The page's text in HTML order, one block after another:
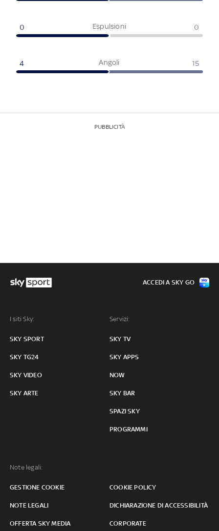
Espulsioni
0 0
Angoli
4 15
PUBBLICITÀ
I siti Sky:
SKY SPORT
SKY TG24
SKY VIDEO
SKY ARTE
Servizi:
SKY TV
SKY APPS
NOW
SKY BAR
SPAZI SKY
PROGRAMMI
Note legali:
GESTIONE COOKIE COOKIE POLICY
NOTE LEGALI DICHIARAZIONE DI ACCESSIBILITÀ
OFFERTA SKY MEDIA CORPORATE
ACCEDI A SKY GO